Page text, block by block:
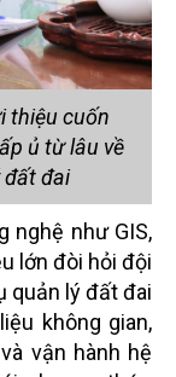
thiệu cuốn
ủ từ lâu về
đất đai
nghệ như GIS,
lớn đòi hỏi đội
quản lý đất đai
không gian,
vận hành hệ